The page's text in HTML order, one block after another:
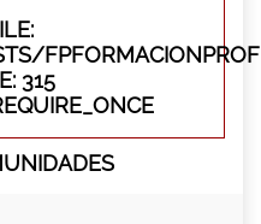
315